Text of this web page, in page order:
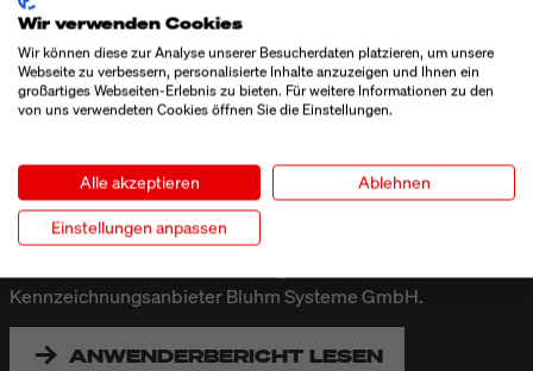
ALTE BODENSEE HAUSBRENNEREI &
WEINKELLEREI STEINHAUSER
Die Alte Bodensee Hausbrennerei & Weinkellerei
Steinhauser aus Kressbronn am Bodensee bietet eine große
Produkte in unterschiedlich großen Flaschen abgefüllt und
anschließend individuell gekennzeichnet. Auch die
Umkartons werden mittels Kennzeichnung individualisiert.
Kennzeichnungsanbieter Bluhm Systeme GmbH.
ANWENDERBERICHT LESEN
Wir verwenden Cookies
Wir können diese zur Analyse unserer Besucherdaten platzieren, um unsere
Webseite zu verbessern, personalisierte Inhalte anzuzeigen und Ihnen ein
großartiges Webseiten-Erlebnis zu bieten. Für weitere Informationen zu den
von uns verwendeten Cookies öffnen Sie die Einstellungen.
Alle akzeptieren Ablehnen
Einstellungen anpassen